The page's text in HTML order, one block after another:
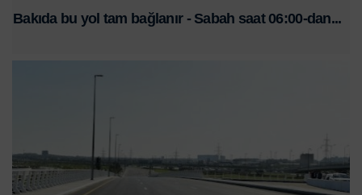
Bakıda bu yol tam bağlanır - ​Sabah saat 06:00-dan...